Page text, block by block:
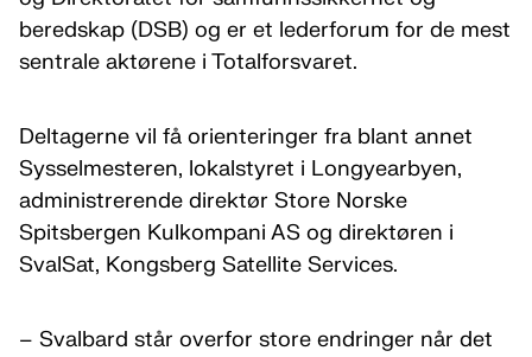
beredskap (DSB) og er et lederforum for de mest
sentrale aktørene i Totalforsvaret.
Deltagerne vil få orienteringer fra blant annet
Sysselmesteren, lokalstyret i Longyearbyen,
administrerende direktør Store Norske
Spitsbergen Kulkompani AS og direktøren i
SvalSat, Kongsberg Satellite Services.
– Svalbard står overfor store endringer når det